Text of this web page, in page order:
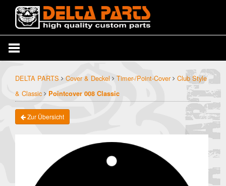
DELTA PARTS Cover & Deckel Timer-/Point-Cover
Club Style
& Classic
Pointcover 008 Classic
Zur Übersicht